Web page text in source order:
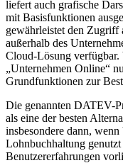
liefert auch grafische
mit Basisfunktionen
gewährleistet den Zugriff
außerhalb des
Cloud-Lösung
„Unternehmen Online“
Grundfunktionen zur
Die genannten DATEV-
als eine der besten
insbesondere dann,
Lohnbuchhaltung
Benutzererfahrungen